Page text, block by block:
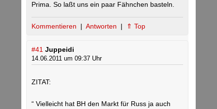
Prima. So laßt uns ein paar Fähnchen basteln.
Kommentieren | Antworten | ⇑ Top
#41 Juppeidi
14.06.2011 um 09:37 Uhr
ZITAT:
“ Vielleicht hat BH den Markt für Russ ja auch